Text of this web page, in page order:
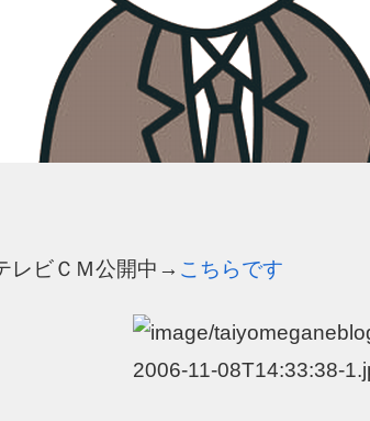
レビＣＭ公開中→ こちらです